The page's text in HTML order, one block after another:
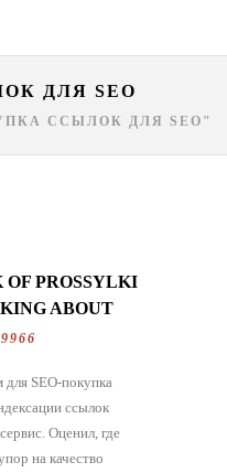
ДЛЯ SEO
ССЫЛОК ДЛЯ SEO"
OF PROSSYLKI
ABOUT
SEO-покупка
ссылок
Оценил, где
на качество